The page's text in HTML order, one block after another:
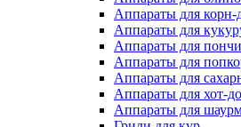
Аппараты для корн-
Аппараты для
Аппараты для
Аппараты для
Аппараты для
Аппараты для хот-
Аппараты для